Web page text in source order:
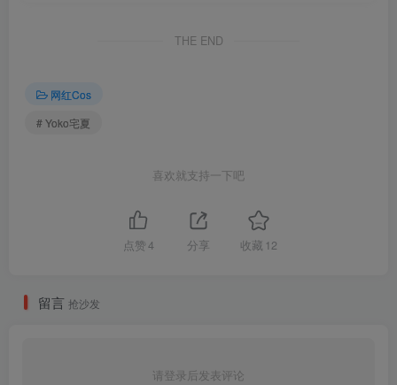
THE END
网红Cos
# Yoko宅夏
喜欢就支持一下吧
点赞 4 分享 收藏 12
留言 抢沙发
请登录后发表评论